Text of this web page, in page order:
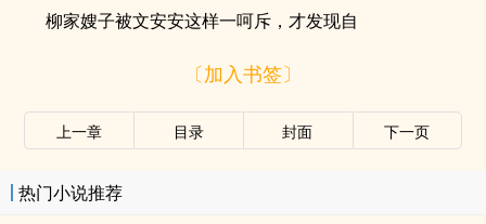
柳家嫂子被文安安这样一呵斥，才发现自
〔加入书签〕
上一章 目录 封面 下一页
热门小说推荐